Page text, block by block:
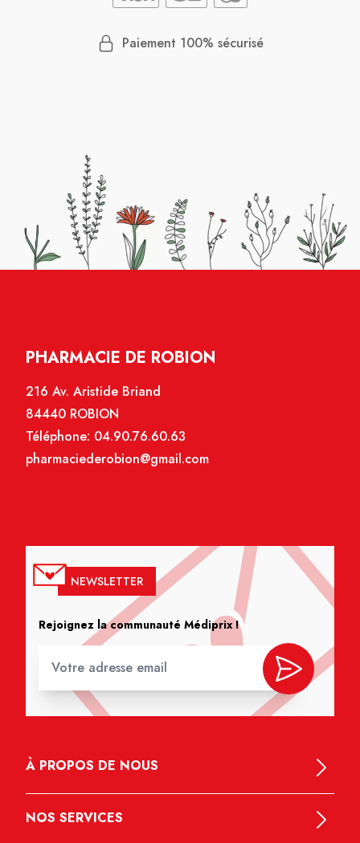
Paiement 100% sécurisé
PHARMACIE DE ROBION
216 Av. Aristide Briand
84440 ROBION
Téléphone: 04.90.76.60.63
pharmaciederobion@gmail.com
NEWSLETTER
Rejoignez la communauté Médiprix !
À PROPOS DE NOUS
NOS SERVICES